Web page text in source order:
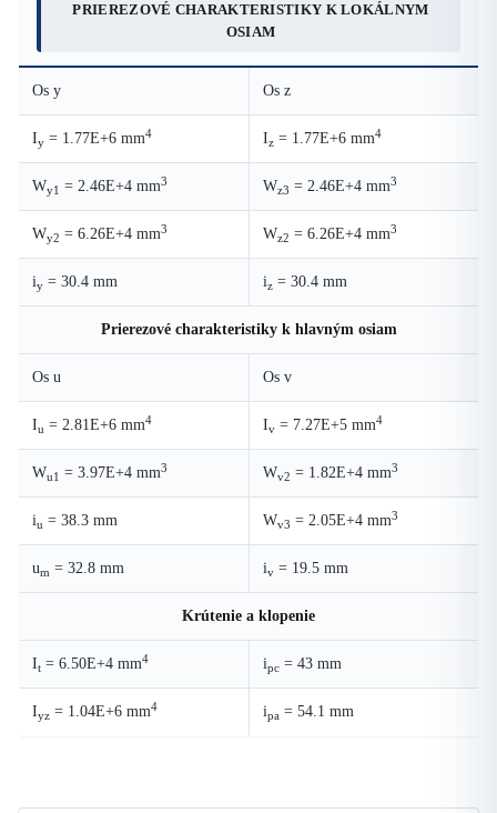
PRIEREZOVÉ CHARAKTERISTIKY K LOKÁLNYM
OSIAM
Os y Os z
Iy = 1.77E+6 mm4 Iz = 1.77E+6 mm4
Wy1 = 2.46E+4 mm3 Wz3 = 2.46E+4 mm3
Wy2 = 6.26E+4 mm3 Wz2 = 6.26E+4 mm3
iy = 30.4 mm iz = 30.4 mm
Prierezové charakteristiky k hlavným osiam
Os u Os v
Iu = 2.81E+6 mm4 Iv = 7.27E+5 mm4
Wu1 = 3.97E+4 mm3 Wv2 = 1.82E+4 mm3
iu = 38.3 mm Wv3 = 2.05E+4 mm3
um = 32.8 mm iv = 19.5 mm
Krútenie a klopenie
It = 6.50E+4 mm4 ipc = 43 mm
Iyz = 1.04E+6 mm4 ipa = 54.1 mm